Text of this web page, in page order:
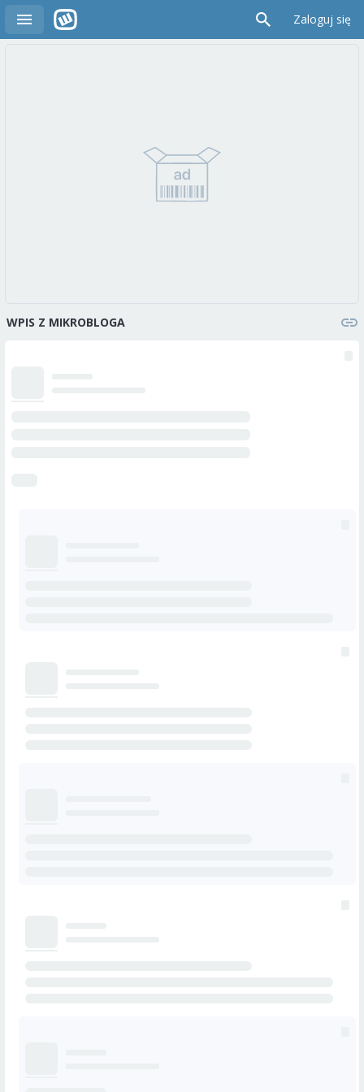
Zaloguj się
WPIS Z MIKROBLOGA